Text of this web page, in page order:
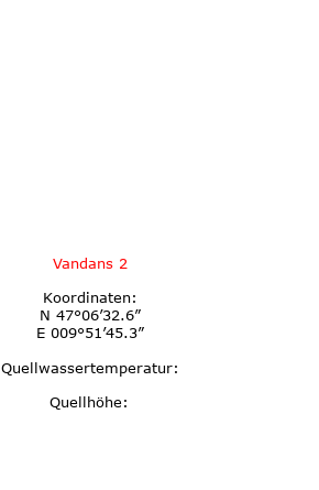
Vandans 2
Koordinaten:
N 47°06’32.6”
E 009°51’45.3”
Quellwassertemperatur:
Quellhöhe: